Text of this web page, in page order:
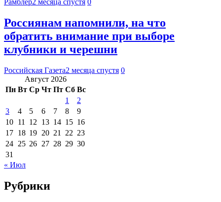
Рамблер2 месяца спустя 0
Россиянам напомнили, на что
обратить внимание при выборе
клубники и черешни
Российская Газета2 месяца спустя 0
Август 2026
Пн Вт Ср Чт Пт Сб Вс
1
2
3
4 5 6 7 8
9
10 11 12 13 14 15 16
17 18 19 20 21 22 23
24 25 26 27 28 29 30
31
« Июл
Рубрики